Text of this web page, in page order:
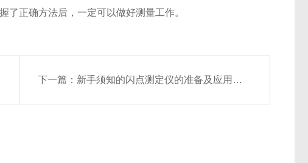
了正确方法后，一定可以做好测量工作。
下一篇： 新手须知的闪点测定仪的准备及应用工作